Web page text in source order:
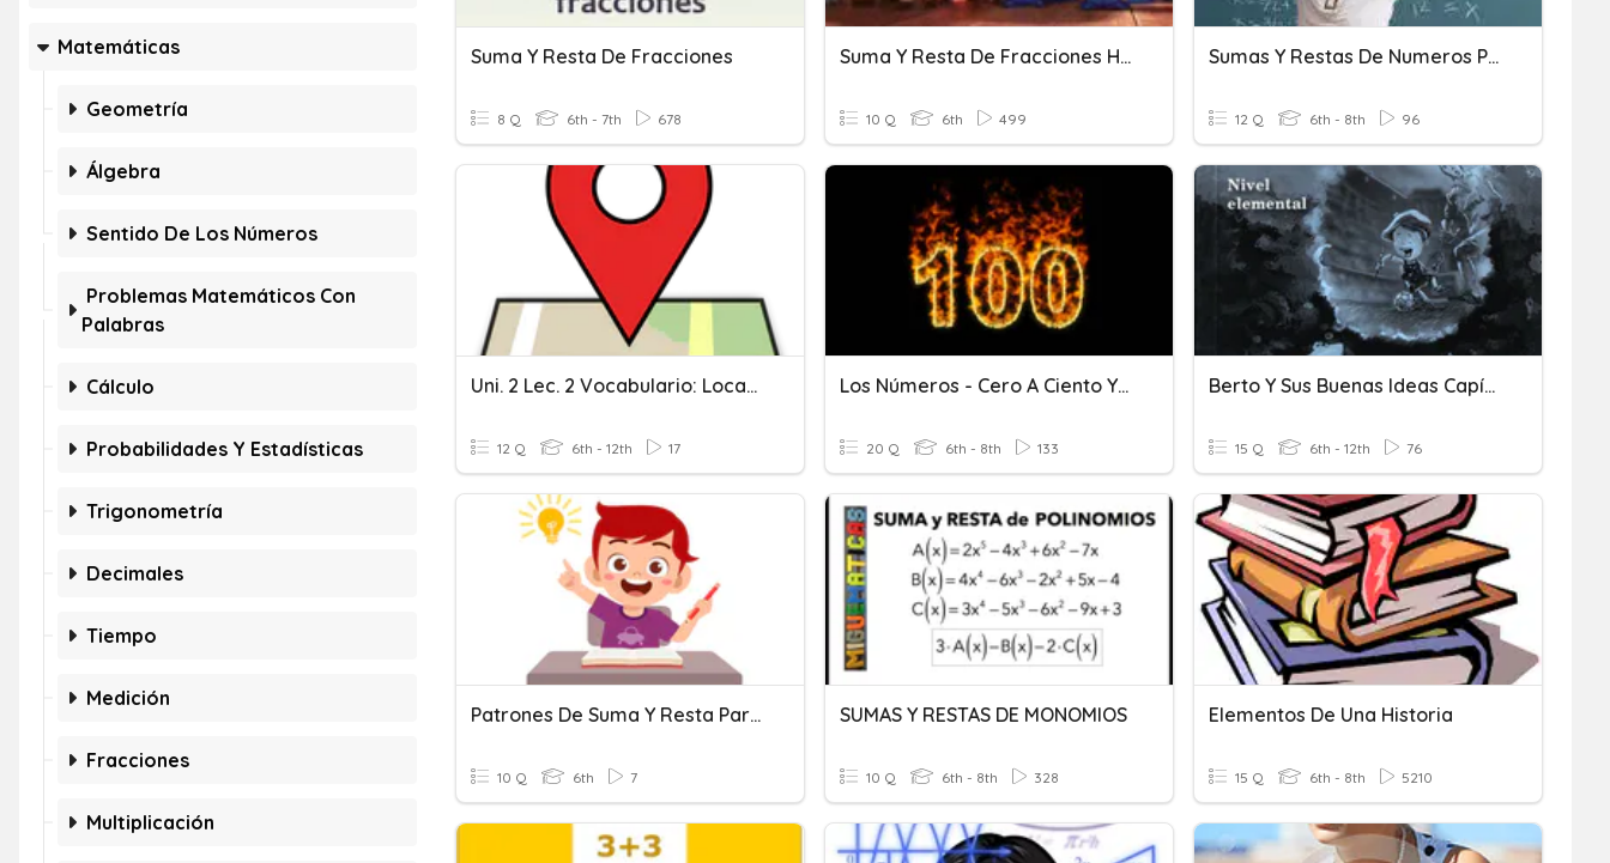
Matemáticas
Geometría
Álgebra
Sentido De Los Números
Problemas Matemáticos Con
Palabras
Cálculo
Probabilidades Y Estadísticas
Trigonometría
Decimales
Tiempo
Medición
Fracciones
Multiplicación
Suma Y Resta De Fracciones
8 Q 6th - 7th 678
Suma Y Resta De Fracciones Heterogéneas
10 Q 6th 499
Sumas Y Restas De Numeros Positivos Y Negativos
12 Q 6th - 8th 96
Uni. 2 Lec. 2 Vocabulario: Locación Y Más Palabras
12 Q 6th - 12th 17
Los Números - Cero A Ciento Y Uno
20 Q 6th - 8th 133
Berto Y Sus Buenas Ideas Capítulo Uno
15 Q 6th - 12th 76
Patrones De Suma Y Resta Para 6 Años
10 Q 6th 7
SUMAS Y RESTAS DE MONOMIOS
10 Q 6th - 8th 328
Elementos De Una Historia
15 Q 6th - 8th 5210